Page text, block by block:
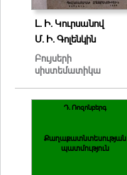
Լ. Ի. Կուրսանով
Մ. Ի. Գոլենկին
Բույսերի
սիստեմատիկա
Դ. Ռոզոնբերգ
Քաղաքատնտեսության
պատմություն